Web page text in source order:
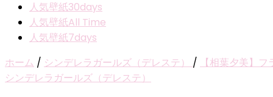
人気壁紙30days
人気壁紙All Time
人気壁紙7days
ホーム / シンデレラガールズ（デレステ） /
【相葉夕美】
シンデレラガールズ（デレステ）